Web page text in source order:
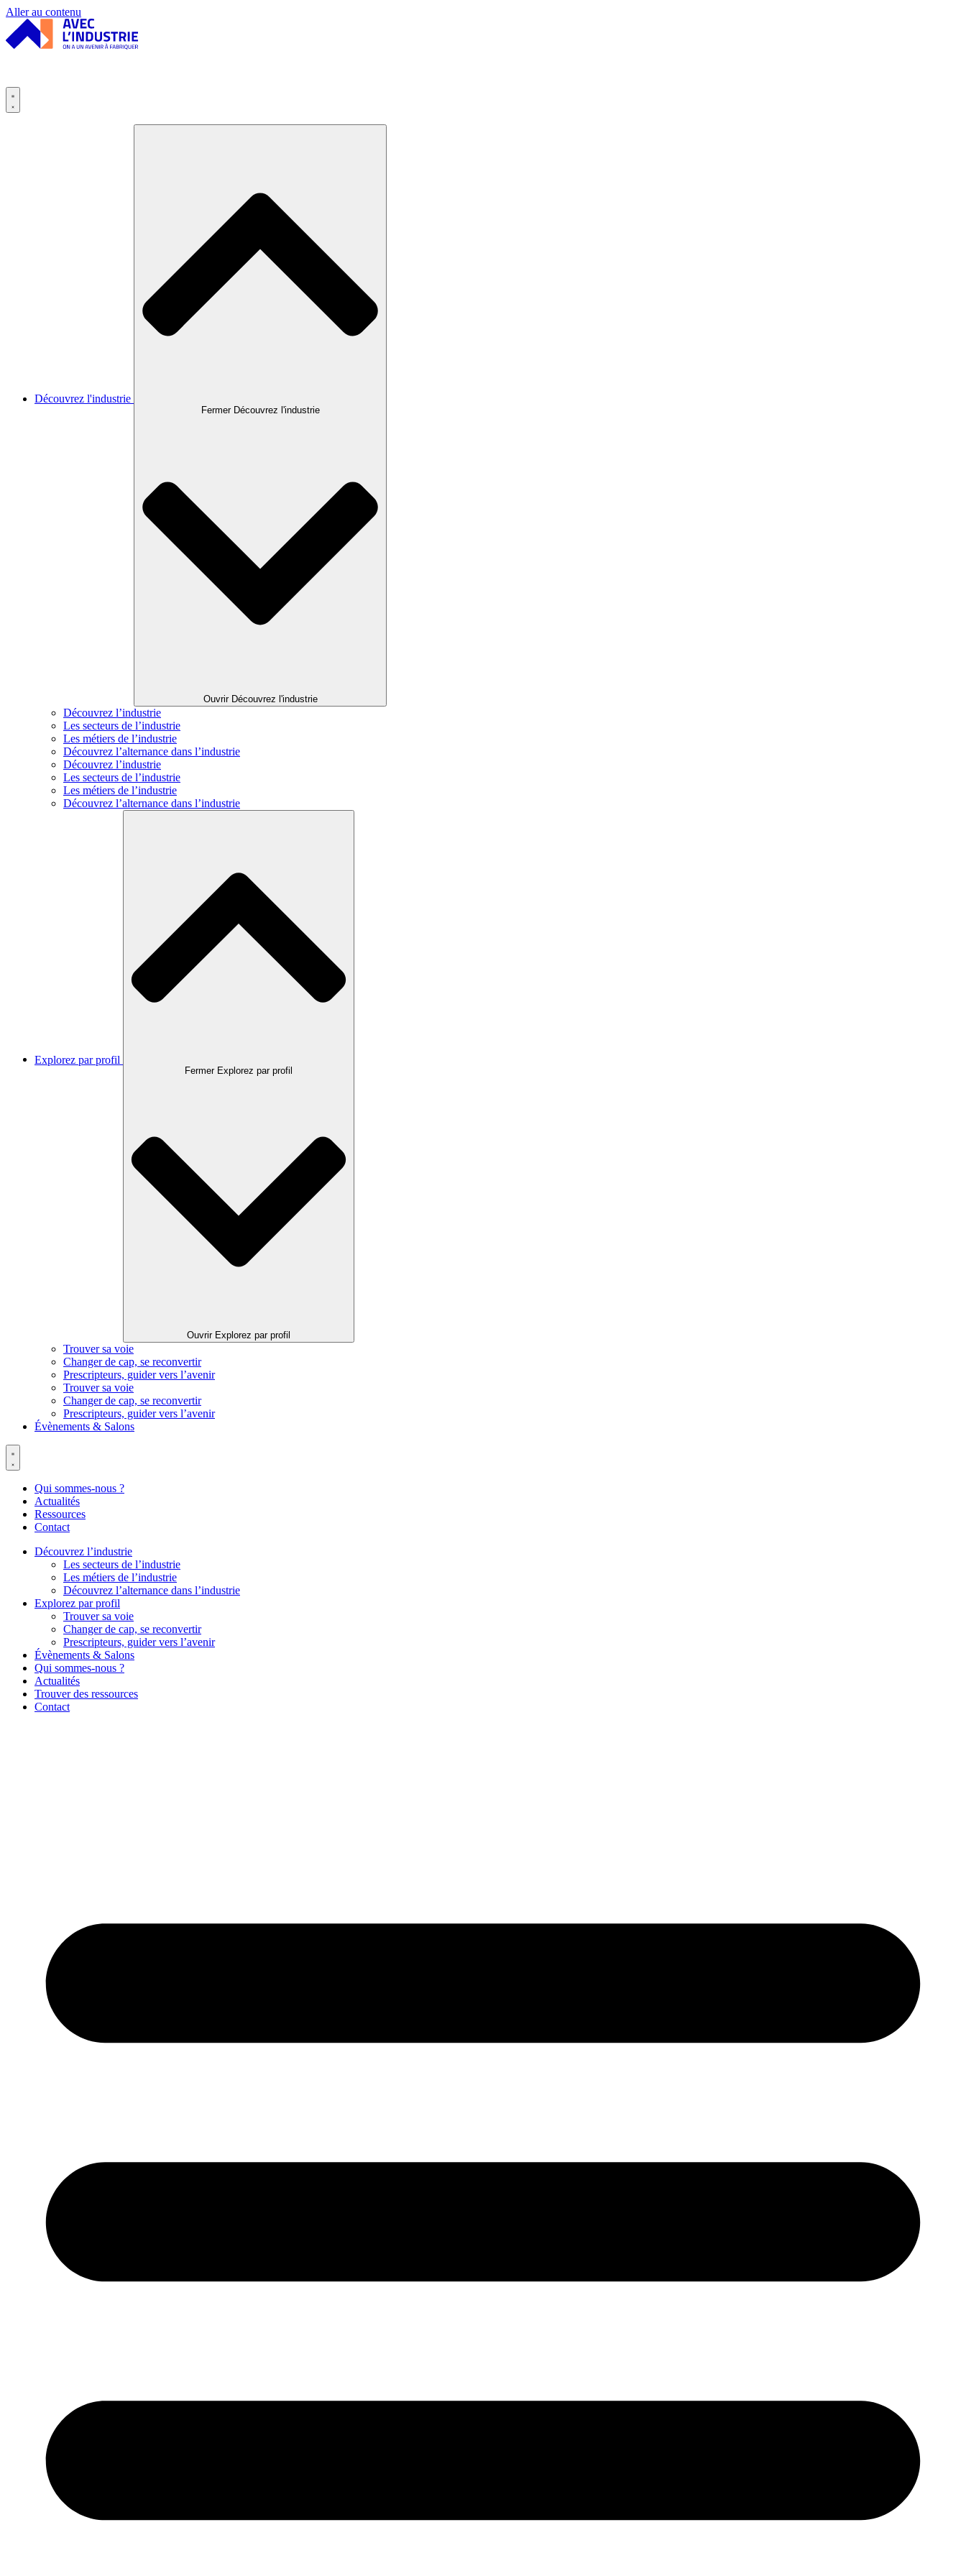
Panneau de gestion des cookies
Aller au contenu
Découvrez l'industrie
Fermer Découvrez l'industrie
Ouvrir Découvrez l'industrie
Découvrez l’industrie
Les secteurs de l’industrie
Les métiers de l’industrie
Découvrez l’alternance dans l’industrie
Découvrez l’industrie
Les secteurs de l’industrie
Les métiers de l’industrie
Découvrez l’alternance dans l’industrie
Explorez par profil
Fermer Explorez par profil
Ouvrir Explorez par profil
Trouver sa voie
Changer de cap, se reconvertir
Prescripteurs, guider vers l’avenir
Trouver sa voie
Changer de cap, se reconvertir
Prescripteurs, guider vers l’avenir
Évènements & Salons
Qui sommes-nous ?
Actualités
Ressources
Contact
Découvrez l’industrie
Les secteurs de l’industrie
Les métiers de l’industrie
Découvrez l’alternance dans l’industrie
Explorez par profil
Trouver sa voie
Changer de cap, se reconvertir
Prescripteurs, guider vers l’avenir
Évènements & Salons
Qui sommes-nous ?
Actualités
Trouver des ressources
Contact